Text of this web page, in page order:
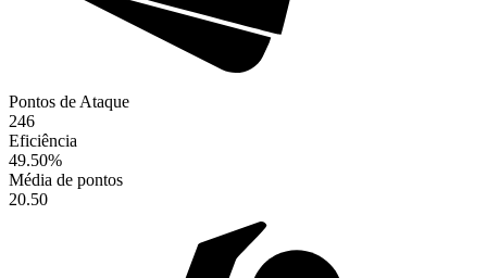
Pontos de Ataque
246
Eficiência
49.50%
Média de pontos
20.50